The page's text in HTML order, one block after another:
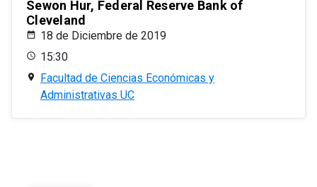
Sewon Hur, Federal Reserve Bank of
Cleveland
18 de Diciembre de 2019
15:30
Facultad de Ciencias Económicas y
Administrativas UC